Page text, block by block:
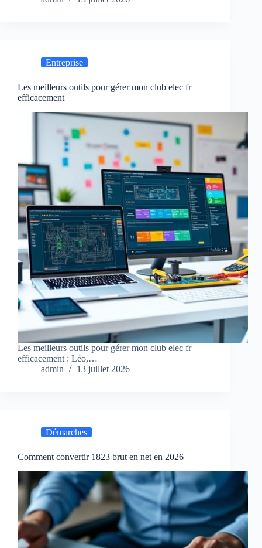
Entreprise
Les meilleurs outils pour gérer mon club elec fr
efficacement
Les meilleurs outils pour gérer mon club elec fr
efficacement : Léo,…
admin
13 juillet 2026
Démarches
Comment convertir 1823 brut en net en 2026